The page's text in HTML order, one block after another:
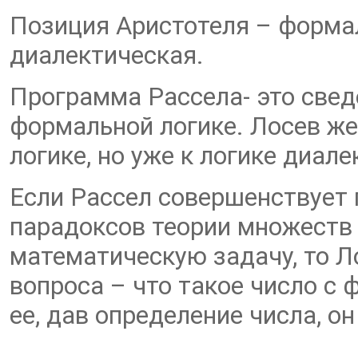
Позиция Аристотеля –
диалектическая.
Программа Рассела- это
формальной логике. Лосев
логике, но уже к логике
Если Рассел
парадоксов теории
математическую задачу, то
вопроса – что такое число
ее, дав определение числа,